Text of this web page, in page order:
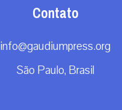
Contato
info@gaudiumpress.org
São Paulo, Brasil